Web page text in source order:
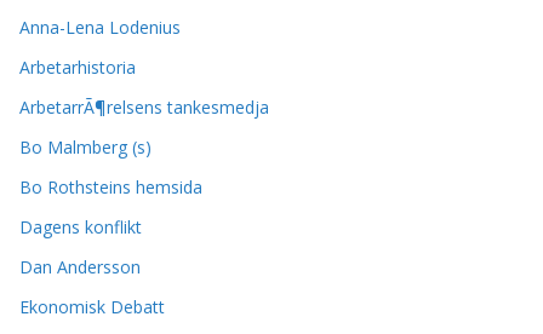
Anna-Lena Lodenius
Arbetarhistoria
ArbetarrÃ¶relsens tankesmedja
Bo Malmberg (s)
Bo Rothsteins hemsida
Dagens konflikt
Dan Andersson
Ekonomisk Debatt